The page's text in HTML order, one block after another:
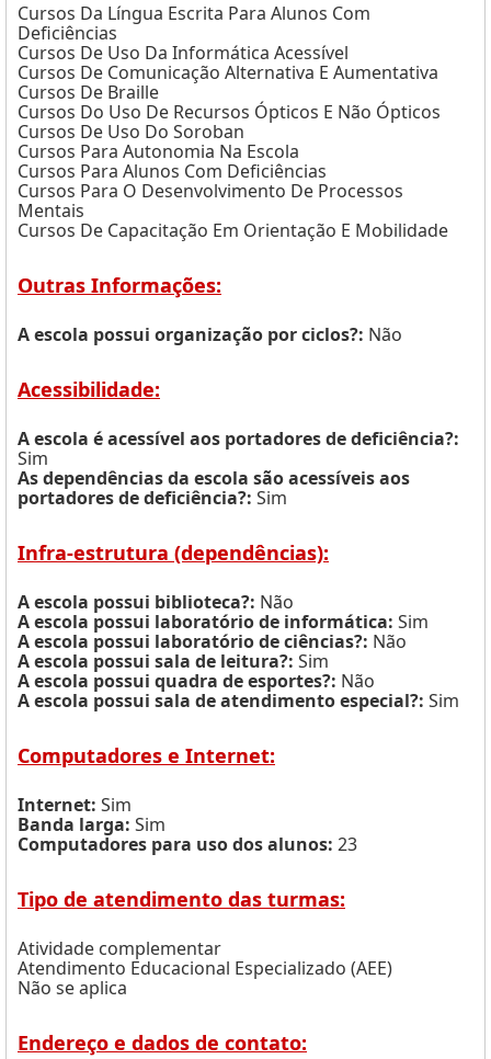
Cursos Da Língua Escrita Para Alunos Com
Deficiências
Cursos De Uso Da Informática Acessível
Cursos De Comunicação Alternativa E Aumentativa
Cursos De Braille
Cursos Do Uso De Recursos Ópticos E Não Ópticos
Cursos De Uso Do Soroban
Cursos Para Autonomia Na Escola
Cursos Para Alunos Com Deficiências
Cursos Para O Desenvolvimento De Processos
Mentais
Cursos De Capacitação Em Orientação E Mobilidade
Outras Informações:
A escola possui organização por ciclos?: Não
Acessibilidade:
A escola é acessível aos portadores de deficiência?:
Sim
As dependências da escola são acessíveis aos
portadores de deficiência?: Sim
Infra-estrutura (dependências):
A escola possui biblioteca?: Não
A escola possui laboratório de informática: Sim
A escola possui laboratório de ciências?: Não
A escola possui sala de leitura?: Sim
A escola possui quadra de esportes?: Não
A escola possui sala de atendimento especial?: Sim
Computadores e Internet:
Internet: Sim
Banda larga: Sim
Computadores para uso dos alunos: 23
Tipo de atendimento das turmas:
Atividade complementar
Atendimento Educacional Especializado (AEE)
Não se aplica
Endereço e dados de contato: